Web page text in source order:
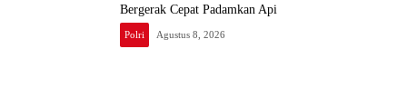
Bergerak Cepat Padamkan Api
Polri Agustus 8, 2026